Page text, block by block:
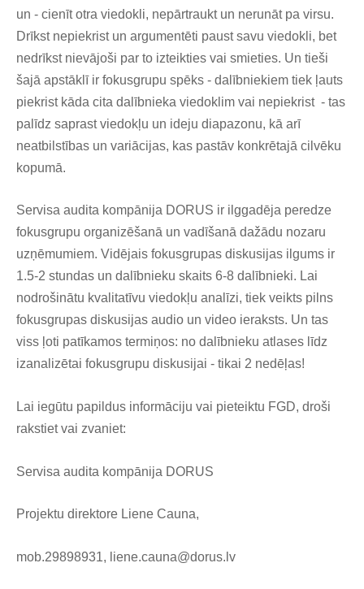
un - cienīt otra viedokli, nepārtraukt un nerunāt pa virsu.
Drīkst nepiekrist un argumentēti paust savu viedokli, bet
nedrīkst nievājoši par to izteikties vai smieties. Un tieši
šajā apstāklī ir fokusgrupu spēks - dalībniekiem tiek ļauts
piekrist kāda cita dalībnieka viedoklim vai nepiekrist - tas
palīdz saprast viedokļu un ideju diapazonu, kā arī
neatbilstības un variācijas, kas pastāv konkrētajā cilvēku
kopumā.
Servisa audita kompānija DORUS ir ilggadēja peredze
fokusgrupu organizēšanā un vadīšanā dažādu nozaru
uzņēmumiem. Vidējais fokusgrupas diskusijas ilgums ir
1.5-2 stundas un dalībnieku skaits 6-8 dalībnieki. Lai
nodrošinātu kvalitatīvu viedokļu analīzi, tiek veikts pilns
fokusgrupas diskusijas audio un video ieraksts. Un tas
viss ļoti patīkamos termiņos: no dalībnieku atlases līdz
izanalizētai fokusgrupu diskusijai - tikai 2 nedēļas!
Lai iegūtu papildus informāciju vai pieteiktu FGD, droši
rakstiet vai zvaniet:
Servisa audita kompānija DORUS
Projektu direktore Liene Cauna,
mob.29898931, liene.cauna@dorus.lv